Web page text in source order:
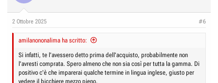
2 Ottobre 2025 #6
amilanononalima ha scritto:
Si infatti, te l'avessero detto prima dell'acquisto, probabilmente non
l'avresti comprata. Spero almeno che non sia così per tutta la gamma. Di
positivo c'è che imparerai qualche termine in lingua inglese, giusto per
vedere il bicchiere mezzo pieno.